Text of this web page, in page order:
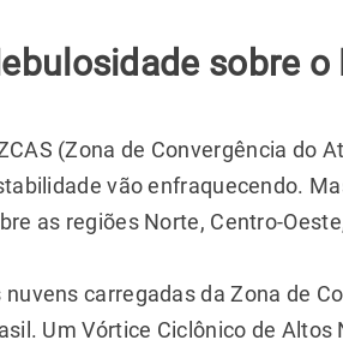
sobre o
(Zona de Convergência do
vão enfraquecendo.
as regiões Norte, Centro-
nuvens carregadas da Zona de
Um Vórtice Ciclônico de